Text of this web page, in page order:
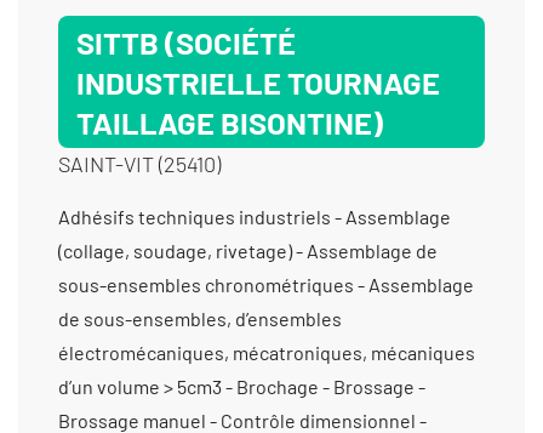
SITTB (SOCIÉTÉ
INDUSTRIELLE TOURNAGE
TAILLAGE BISONTINE)
SAINT-VIT (25410)
Adhésifs techniques industriels - Assemblage (collage, soudage, rivetage) - Assemblage de sous-ensembles chronométriques - Assemblage de sous-ensembles, d’ensembles électromécaniques, mécatroniques, mécaniques d’un volume > 5cm3 - Brochage - Brossage - Brossage manuel - Contrôle dimensionnel - Décolletage < Ø3 mm - Décolletage >10 000 pièces - Décolletage de 10 à 1000 pièces - Décolletage de 1001 à 10 000 pièces - Décolletage de Ø10 mm à Ø20 mm - Décolletage de Ø3 mm à Ø10 mm - Décolletage Épaisseur > à 2 mm à 50 mm - Décolletage prototype et unitaire < 10 pièces - Ébavurage tribofinition - Emmanchement / Chassage / Rivetage / Déformation - Fabrication d’ensembles et de sous-ensembles - Fabrication de couples roue et vis sans fin - Fabrication de dispositifs médicaux (classe 1) - Fabrication de dispositifs médicaux (classe 2) - Fabrication de dispositifs médicaux non implantables - Fabrication de pignons à chaîne - Fabrication de pignons à denture droite - Fabrication de pignons coniques - Fabrication de pignons hélicoïdaux - Fabrication de poulies crantées - Filetage - Fraisage proto - Fraisage série - Mécanique générale de précision - Perçage - Sablage - Taillage d'arbres - Taillage de couples roue et vis sans fin - Taillage de pignons à chaîne - Taillage de pignons à denture droite - Taillage